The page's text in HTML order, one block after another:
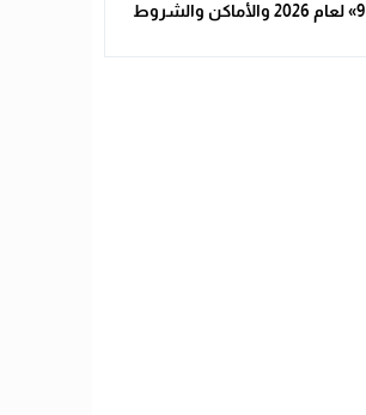
9» لعام 2026 والأماكن والشروط